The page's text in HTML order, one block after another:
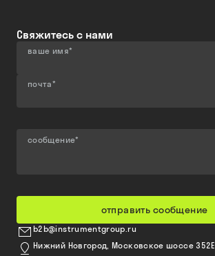
Свяжитесь с нами
ваше имя*
почта*
сообщение*
отправить сообщение
b2b@instrumentgroup.ru
Нижний Новгород, Московское шоссе 352Е